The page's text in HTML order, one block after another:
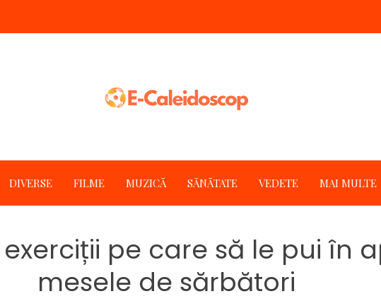
DIVERSE FILME MUZICĂ SĂNĂTATE VEDETE MAI MULTE
pe care să le pui în
mesele de sărbători